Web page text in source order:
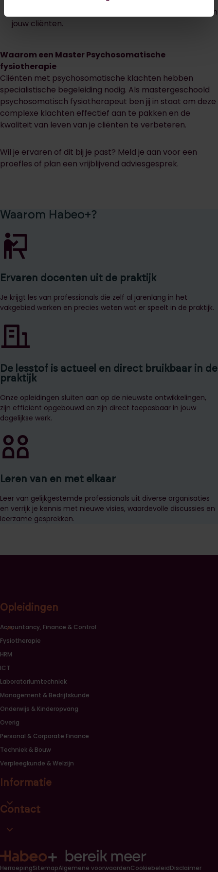
Je ontdekt hoe jij écht verschil maakt in het leven van
jouw cliënten.
Waarom een Master Psychosomatische
fysiotherapie
Cliënten met psychosomatische klachten hebben
specialistische begeleiding nodig. Als mastergeschoold
psychosomatisch fysiotherapeut ben jij in staat om deze
complexe klachten effectief aan te pakken en de
kwaliteit van leven van je cliënten te verbeteren.
Wil je ervaren of dit bij je past? Meld je aan voor een
proefles of plan een vrijblijvend adviesgesprek.
Waarom Habeo+?
Ervaren docenten uit de praktijk
Je krijgt les van professionals die zelf al jarenlang in het
vakgebied werken en precies weten wat er speelt in de praktijk.
De lesstof is actueel en direct bruikbaar in de
praktijk
Onze opleidingen sluiten aan op de nieuwste ontwikkelingen,
zijn efficiënt opgebouwd en zijn direct toepasbaar in jouw
dagelijkse werk.
Leren van en met elkaar
Leer van gelijkgestemde professionals uit diverse organisaties
en verrijk je kennis met nieuwe visies, waardevolle discussies en
leerzame gesprekken.
Opleidingen
Sluiten opleidingscategorieën link lijst
Accountancy, Finance & Control
Fysiotherapie
HRM
ICT
Laboratoriumtechniek
Management & Bedrijfskunde
Onderwijs & Kinderopvang
Overig
Personal & Corporate Finance
Techniek & Bouw
Verpleegkunde & Welzijn
Informatie
Open informatie link lijst
Contact
Open contact link lijst
HerroepingSitemapAlgemene voorwaardenCookiebeleidDisclaimer